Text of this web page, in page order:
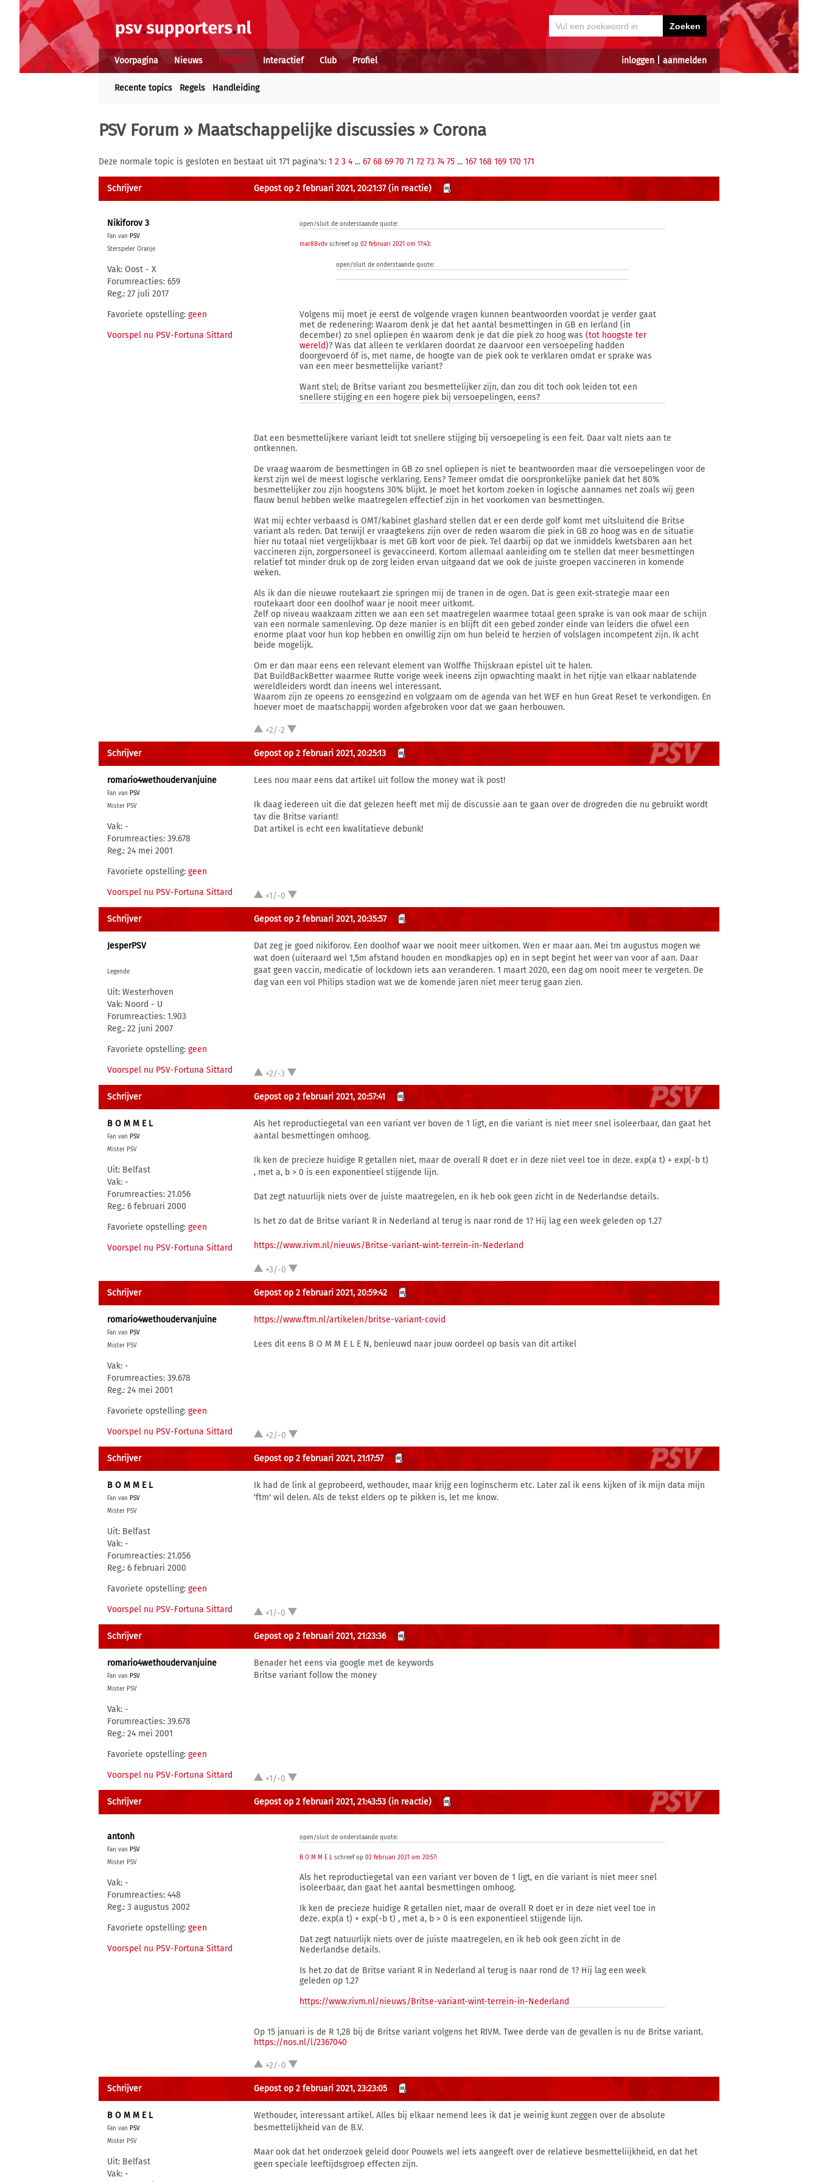
inloggen| aanmelden
Voorpagina Nieuws Forums Interactief Club Profiel
Recente topics Regels Handleiding
PSV Forum » Maatschappelijke discussies» Corona
Deze normale topic is gesloten en bestaat uit 171 pagina's: 1 2 3 4 ... 67 68 69 70 71 72 73 74 75 ... 167 168 169 170 171
Schrijver Gepost op 2 februari 2021, 20:21:37 (in reactie)
Nikiforov 3
Fan van PSV
Sterspeler Oranje
Vak: Oost - X
Forumreacties: 659
Reg.: 27 juli 2017
Favoriete opstelling: geen
Voorspel nu PSV-Fortuna Sittard
open/sluit de onderstaande quote:
mar88vdv schreef op02 februari 2021 om 17:43:
open/sluit de onderstaande quote:
Volgens mij moet je eerst de volgende vragen kunnen beantwoorden voordat je verder gaat
met de redenering: Waarom denk je dat het aantal besmettingen in GB en Ierland (in
december) zo snel opliepen én waarom denk je dat die piek zo hoog was(tot hoogste ter
wereld)? Was dat alleen te verklaren doordat ze daarvoor een versoepeling hadden
doorgevoerd óf is, met name, de hoogte van de piek ook te verklaren omdat er sprake was
van een meer besmettelijke variant?
Want stel; de Britse variant zou besmettelijker zijn, dan zou dit toch ook leiden tot een
snellere stijging en een hogere piek bij versoepelingen, eens?
Dat een besmettelijkere variant leidt tot snellere stijging bij versoepeling is een feit. Daar valt niets aan te
ontkennen.
De vraag waarom de besmettingen in GB zo snel opliepen is niet te beantwoorden maar die versoepelingen voor de
kerst zijn wel de meest logische verklaring. Eens? Temeer omdat die oorspronkelijke paniek dat het 80%
besmettelijker zou zijn hoogstens 30% blijkt. Je moet het kortom zoeken in logische aannames net zoals wij geen
flauw benul hebben welke maatregelen effectief zijn in het voorkomen van besmettingen.
Wat mij echter verbaasd is OMT/kabinet glashard stellen dat er een derde golf komt met uitsluitend die Britse
variant als reden. Dat terwijl er vraagtekens zijn over de reden waarom die piek in GB zo hoog was en de situatie
hier nu totaal niet vergelijkbaar is met GB kort voor de piek. Tel daarbij op dat we inmiddels kwetsbaren aan het
vaccineren zijn, zorgpersoneel is gevaccineerd. Kortom allemaal aanleiding om te stellen dat meer besmettingen
relatief tot minder druk op de zorg leiden ervan uitgaand dat we ook de juiste groepen vaccineren in komende
weken.
Als ik dan die nieuwe routekaart zie springen mij de tranen in de ogen. Dat is geen exit-strategie maar een
routekaart door een doolhof waar je nooit meer uitkomt.
Zelf op niveau waakzaam zitten we aan een set maatregelen waarmee totaal geen sprake is van ook maar de schijn
van een normale samenleving. Op deze manier is en blijft dit een gebed zonder einde van leiders die ofwel een
enorme plaat voor hun kop hebben en onwillig zijn om hun beleid te herzien of volslagen incompetent zijn. Ik acht
beide mogelijk.
Om er dan maar eens een relevant element van Wolffie Thijskraan epistel uit te halen.
Dat BuildBackBetter waarmee Rutte vorige week ineens zijn opwachting maakt in het rijtje van elkaar nablatende
wereldleiders wordt dan ineens wel interessant.
Waarom zijn ze opeens zo eensgezind en volgzaam om de agenda van het WEF en hun Great Reset te verkondigen. En
hoever moet de maatschappij worden afgebroken voor dat we gaan herbouwen.
+2/-2
Schrijver Gepost op 2 februari 2021, 20:25:13
romario4wethoudervanjuine
Fan van PSV
Mister PSV
Vak: -
Forumreacties: 39.678
Reg.: 24 mei 2001
Favoriete opstelling: geen
Voorspel nu PSV-Fortuna Sittard
Lees nou maar eens dat artikel uit follow the money wat ik post!
Ik daag iedereen uit die dat gelezen heeft met mij de discussie aan te gaan over de drogreden die nu gebruikt wordt
tav die Britse variant!
Dat artikel is echt een kwalitatieve debunk!
+1/-0
Schrijver Gepost op 2 februari 2021, 20:35:57
JesperPSV
Legende
Uit: Westerhoven
Vak: Noord - U
Forumreacties: 1.903
Reg.: 22 juni 2007
Favoriete opstelling: geen
Voorspel nu PSV-Fortuna Sittard
Dat zeg je goed nikiforov. Een doolhof waar we nooit meer uitkomen. Wen er maar aan. Mei tm augustus mogen we
wat doen (uiteraard wel 1,5m afstand houden en mondkapjes op) en in sept begint het weer van voor af aan. Daar
gaat geen vaccin, medicatie of lockdown iets aan veranderen. 1 maart 2020, een dag om nooit meer te vergeten. De
dag van een vol Philips stadion wat we de komende jaren niet meer terug gaan zien.
+2/-3
Schrijver Gepost op 2 februari 2021, 20:57:41
B O M M E L
Fan van PSV
Mister PSV
Uit: Belfast
Vak: -
Forumreacties: 21.056
Reg.: 6 februari 2000
Favoriete opstelling: geen
Voorspel nu PSV-Fortuna Sittard
Als het reproductiegetal van een variant ver boven de 1 ligt, en die variant is niet meer snel isoleerbaar, dan gaat het
aantal besmettingen omhoog.
Ik ken de precieze huidige R getallen niet, maar de overall R doet er in deze niet veel toe in deze. exp(a t) + exp(-b t)
, met a, b > 0 is een exponentieel stijgende lijn.
Dat zegt natuurlijk niets over de juiste maatregelen, en ik heb ook geen zicht in de Nederlandse details.
Is het zo dat de Britse variant R in Nederland al terug is naar rond de 1? Hij lag een week geleden op 1.27
https://www.rivm.nl/nieuws/Britse-variant-wint-terrein-in-Nederland
+3/-0
Schrijver Gepost op 2 februari 2021, 20:59:42
romario4wethoudervanjuine
Fan van PSV
Mister PSV
Vak: -
Forumreacties: 39.678
Reg.: 24 mei 2001
Favoriete opstelling: geen
Voorspel nu PSV-Fortuna Sittard
https://www.ftm.nl/artikelen/britse-variant-covid
Lees dit eens B O M M E L E N, benieuwd naar jouw oordeel op basis van dit artikel
+2/-0
Schrijver Gepost op 2 februari 2021, 21:17:57
B O M M E L
Fan van PSV
Mister PSV
Uit: Belfast
Vak: -
Forumreacties: 21.056
Reg.: 6 februari 2000
Favoriete opstelling: geen
Voorspel nu PSV-Fortuna Sittard
Ik had de link al geprobeerd, wethouder, maar krijg een loginscherm etc. Later zal ik eens kijken of ik mijn data mijn
'ftm' wil delen. Als de tekst elders op te pikken is, let me know.
+1/-0
Schrijver Gepost op 2 februari 2021, 21:23:36
romario4wethoudervanjuine
Fan van PSV
Mister PSV
Vak: -
Forumreacties: 39.678
Reg.: 24 mei 2001
Favoriete opstelling: geen
Voorspel nu PSV-Fortuna Sittard
Benader het eens via google met de keywords
Britse variant follow the money
+1/-0
Schrijver Gepost op 2 februari 2021, 21:43:53 (in reactie)
antonh
Fan van PSV
Mister PSV
Vak: -
Forumreacties: 448
Reg.: 3 augustus 2002
Favoriete opstelling: geen
Voorspel nu PSV-Fortuna Sittard
open/sluit de onderstaande quote:
B O M M E L schreef op02 februari 2021 om 20:57:
Als het reproductiegetal van een variant ver boven de 1 ligt, en die variant is niet meer snel
isoleerbaar, dan gaat het aantal besmettingen omhoog.
Ik ken de precieze huidige R getallen niet, maar de overall R doet er in deze niet veel toe in
deze. exp(a t) + exp(-b t) , met a, b > 0 is een exponentieel stijgende lijn.
Dat zegt natuurlijk niets over de juiste maatregelen, en ik heb ook geen zicht in de
Nederlandse details.
Is het zo dat de Britse variant R in Nederland al terug is naar rond de 1? Hij lag een week
geleden op 1.27
https://www.rivm.nl/nieuws/Britse-variant-wint-terrein-in-Nederland
Op 15 januari is de R 1,28 bij de Britse variant volgens het RIVM. Twee derde van de gevallen is nu de Britse variant.
https://nos.nl/l/2367040
+2/-0
Schrijver Gepost op 2 februari 2021, 23:23:05
B O M M E L
Fan van PSV
Mister PSV
Uit: Belfast
Vak: -
Wethouder, interessant artikel. Alles bij elkaar nemend lees ik dat je weinig kunt zeggen over de absolute
besmettelijkheid van de B.V.
Maar ook dat het onderzoek geleid door Pouwels wel iets aangeeft over de relatieve besmetteliijkheid, en dat het
geen speciale leeftijdsgroep effecten zijn.